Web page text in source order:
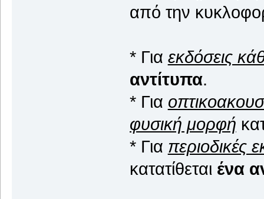
από την
* Για εκδόσεις
αντίτυπα.
* Για
φυσική μορφή
* Για περιοδικές
κατατίθεται ένα